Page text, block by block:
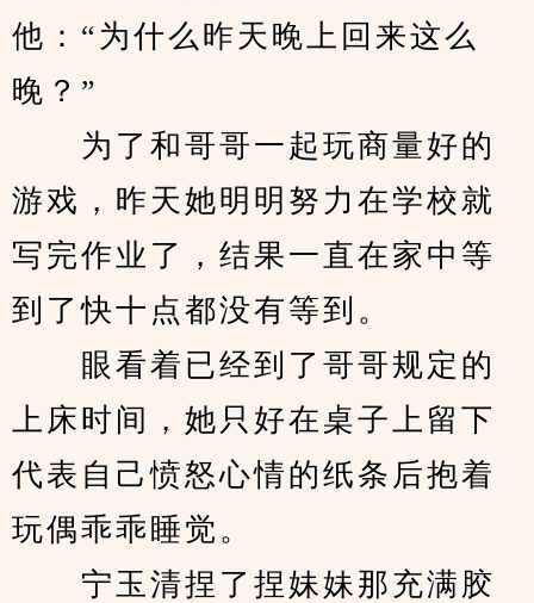
他：“为什么昨天晚上回来这么
晚？”
为了和哥哥一起玩商量好的
游戏，昨天她明明努力在学校就
写完作业了，结果一直在家中等
到了快十点都没有等到。
眼看着已经到了哥哥规定的
上床时间，她只好在桌子上留下
代表自己愤怒心情的纸条后抱着
玩偶乖乖睡觉。
宁玉清捏了捏妹妹那充满胶